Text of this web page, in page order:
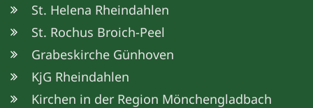
St. Helena Rheindahlen
St. Rochus Broich-Peel
Grabeskirche Günhoven
KjG Rheindahlen
Kirchen in der Region Mönchengladbach